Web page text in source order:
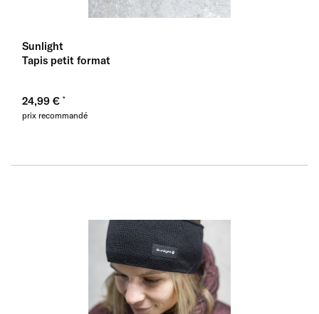
Sunlight
Tapis petit format
24,99 €
prix recommandé